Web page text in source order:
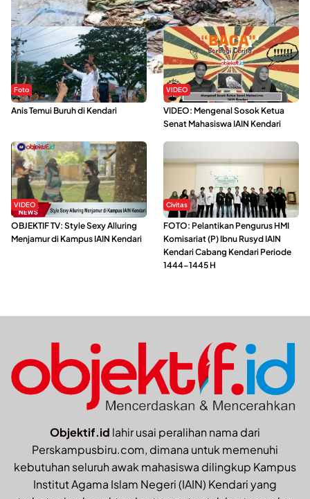
Sejak Banjir Bandang, Warga Butuhkan Air Bersih
Foto
Anis Temui Buruh di Kendari
VIDEO
VIDEO: Mengenal Sosok Ketua
Senat Mahasiswa IAIN Kendari
VIDEO
OBJEKTIF TV: Style Sexy Alluring
Menjamur di Kampus IAIN Kendari
Civitas
FOTO: Pelantikan Pengurus HMI
Komisariat (P) Ibnu Rusyd IAIN
Kendari Cabang Kendari Periode
1444-1445 H
Objektif.id lahir usai peralihan nama dari
Perskampusbiru.com, dimana untuk memenuhi
kebutuhan seluruh awak mahasiswa dilingkup Kampus
Institut Agama Islam Negeri (IAIN) Kendari yang